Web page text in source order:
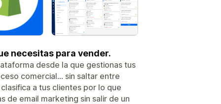
necesitas para vender.
desde la que gestionas tus
comercial… sin saltar entre
a tus clientes por lo que
de email marketing sin salir de un